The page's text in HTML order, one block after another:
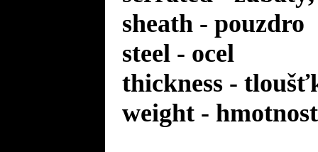
sheath - pouzdro
steel - ocel
thickness -
weight - hmotnost